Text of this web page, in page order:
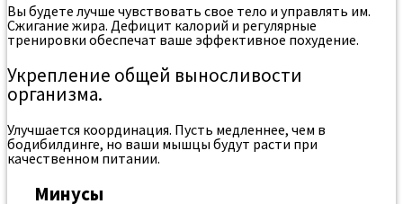
Вы будете лучше чувствовать свое тело и управлять им.
Сжигание жира. Дефицит калорий и регулярные
тренировки обеспечат ваше эффективное похудение.
Укрепление общей выносливости
организма.
Улучшается координация. Пусть медленнее, чем в
бодибилдинге, но ваши мышцы будут расти при
качественном питании.
Минусы